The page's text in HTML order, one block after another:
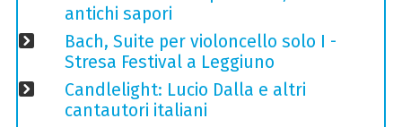
antichi sapori
Bach, Suite per violoncello solo I -
Stresa Festival a Leggiuno
Candlelight: Lucio Dalla e altri
cantautori italiani